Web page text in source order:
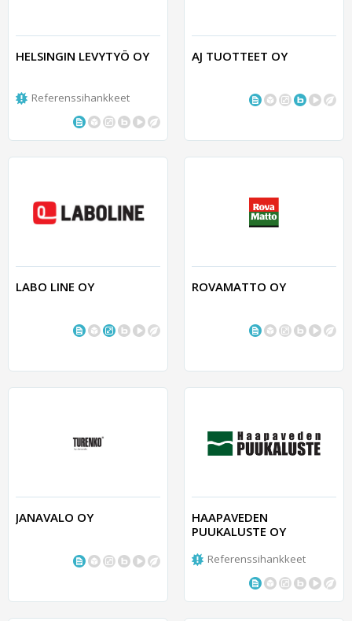
HELSINGIN LEVYTYÖ OY
Referenssihankkeet
AJ TUOTTEET OY
LABO LINE OY ROVAMATTO OY
JANAVALO OY
HAAPAVEDEN
PUUKALUSTE OY
Referenssihankkeet